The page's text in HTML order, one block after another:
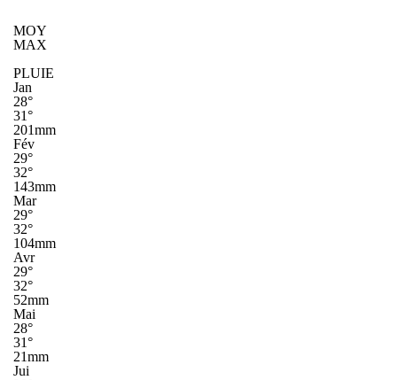
MOY
MAX
PLUIE
Jan
28°
31°
201mm
Fév
29°
32°
143mm
Mar
29°
32°
104mm
Avr
29°
32°
52mm
Mai
28°
31°
21mm
Jui